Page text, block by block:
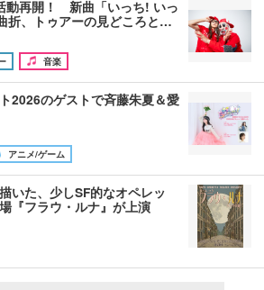
再開！ 新曲「いっち! いっ
折、トゥアーの見どころと…
音楽
2026のゲストで斉藤朱夏＆愛
アニメ/ゲーム
いた、少しSF的なオペレッ
『フラウ・ルナ』が上演